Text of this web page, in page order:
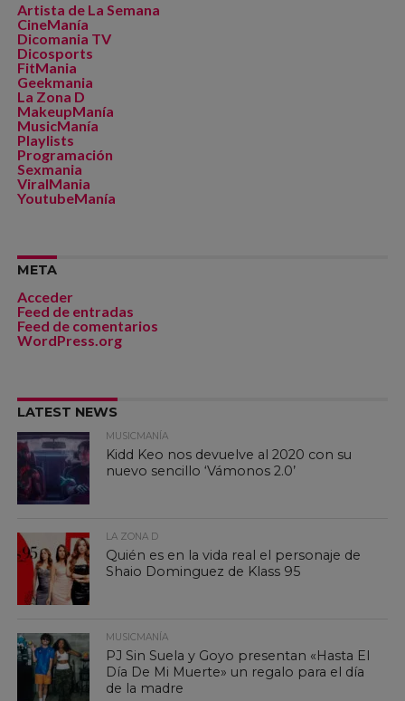
Artista de La Semana
CineManía
Dicomania TV
Dicosports
FitMania
Geekmania
La Zona D
MakeupManía
MusicManía
Playlists
Programación
Sexmania
ViralMania
YoutubeManía
META
Acceder
Feed de entradas
Feed de comentarios
WordPress.org
LATEST NEWS
MUSICMANÍA
Kidd Keo nos devuelve al 2020 con su
nuevo sencillo ‘Vámonos 2.0’
LA ZONA D
Quién es en la vida real el personaje de
Shaio Dominguez de Klass 95
MUSICMANÍA
PJ Sin Suela y Goyo presentan «Hasta El
Día De Mi Muerte» un regalo para el día
de la madre